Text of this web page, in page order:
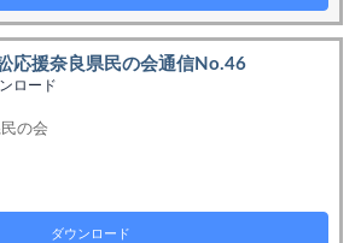
応援奈良県民の会通信No.46
ロード
の会
ダウンロード